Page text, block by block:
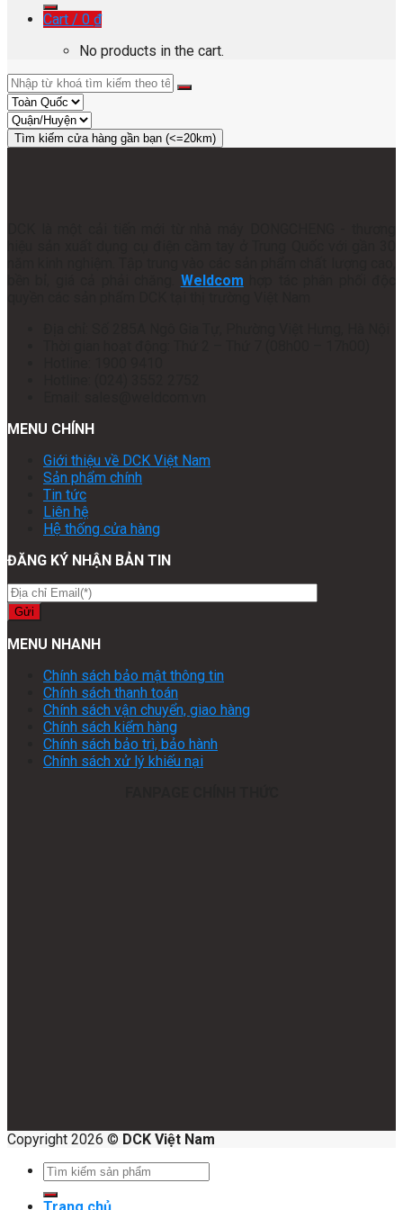
Cart / 0 ₫
No products in the cart.
Tìm kiếm cửa hàng gần bạn (<=20km)
Weldcom
MENU CHÍNH
Giới thiệu về DCK Việt Nam
Sản phẩm chính
Tin tức
Liên hệ
Hệ thống cửa hàng
ĐĂNG KÝ NHẬN BẢN TIN
MENU NHANH
Chính sách bảo mật thông tin
Chính sách thanh toán
Chính sách vận chuyển, giao hàng
Chính sách kiểm hàng
Chính sách bảo trì, bảo hành
Chính sách xử lý khiếu nại
Copyright 2026 © DCK Việt Nam
Search
for: